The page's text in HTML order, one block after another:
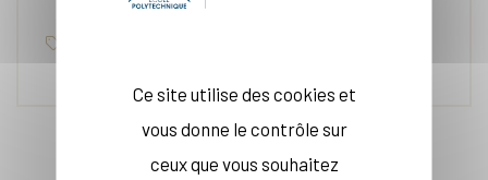
Ce site utilise des cookies et
vous donne le contrôle sur
ceux que vous souhaitez